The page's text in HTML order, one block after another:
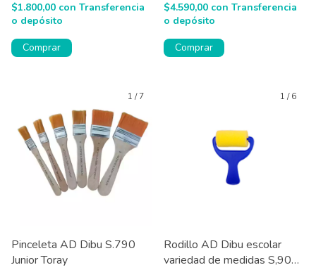
$1.800,00 con Transferencia
o depósito
Comprar
$4.590,00 con Transferencia
o depósito
Comprar
1 /7
Pinceleta AD Dibu S.790
Junior Toray
1 /6
Rodillo AD Dibu escolar
variedad de medidas S,902 /